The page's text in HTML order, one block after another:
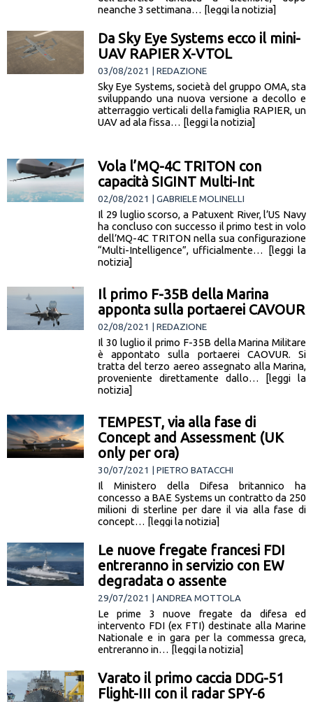
neanche 3 settimana… [leggi la notizia]
Da Sky Eye Systems ecco il mini-
UAV RAPIER X-VTOL
03/08/2021 | REDAZIONE
Sky Eye Systems, società del gruppo OMA, sta
sviluppando una nuova versione a decollo e
atterraggio verticali della famiglia RAPIER, un
UAV ad ala fissa… [leggi la notizia]
Vola l’MQ-4C TRITON con
capacità SIGINT Multi-Int
02/08/2021 | GABRIELE MOLINELLI
Il 29 luglio scorso, a Patuxent River, l’US Navy
ha concluso con successo il primo test in volo
dell’MQ-4C TRITON nella sua configurazione
“Multi-Intelligence”, ufficialmente… [leggi la
notizia]
Il primo F-35B della Marina
apponta sulla portaerei CAVOUR
02/08/2021 | REDAZIONE
Il 30 luglio il primo F-35B della Marina Militare
è appontato sulla portaerei CAOVUR. Si
tratta del terzo aereo assegnato alla Marina,
proveniente direttamente dallo… [leggi la
notizia]
TEMPEST, via alla fase di
Concept and Assessment (UK
only per ora)
30/07/2021 | PIETRO BATACCHI
Il Ministero della Difesa britannico ha
concesso a BAE Systems un contratto da 250
milioni di sterline per dare il via alla fase di
concept… [leggi la notizia]
Le nuove fregate francesi FDI
entreranno in servizio con EW
degradata o assente
29/07/2021 | ANDREA MOTTOLA
Le prime 3 nuove fregate da difesa ed
intervento FDI (ex FTI) destinate alla Marine
Nationale e in gara per la commessa greca,
entreranno in… [leggi la notizia]
Varato il primo caccia DDG-51
Flight-III con il radar SPY-6